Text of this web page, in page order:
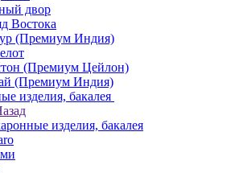
двор
Востока
(Премиум Индия)
(Премиум Цейлон)
(Премиум Индия)
изделия, бакалея
изделия, бакалея